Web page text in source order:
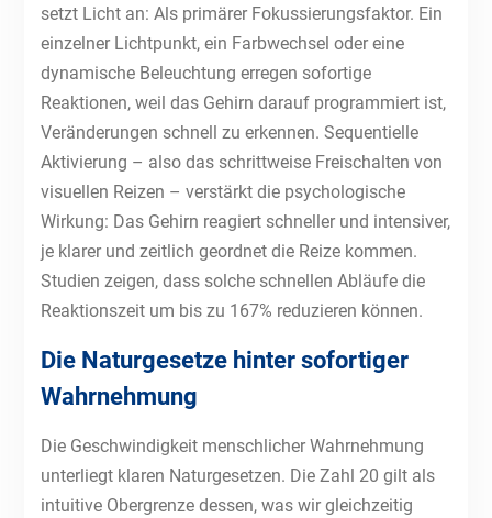
setzt Licht an: Als primärer Fokussierungsfaktor. Ein
einzelner Lichtpunkt, ein Farbwechsel oder eine
dynamische Beleuchtung erregen sofortige
Reaktionen, weil das Gehirn darauf programmiert ist,
Veränderungen schnell zu erkennen. Sequentielle
Aktivierung – also das schrittweise Freischalten von
visuellen Reizen – verstärkt die psychologische
Wirkung: Das Gehirn reagiert schneller und intensiver,
je klarer und zeitlich geordnet die Reize kommen.
Studien zeigen, dass solche schnellen Abläufe die
Reaktionszeit um bis zu 167% reduzieren können.
Die Naturgesetze hinter sofortiger
Wahrnehmung
Die Geschwindigkeit menschlicher Wahrnehmung
unterliegt klaren Naturgesetzen. Die Zahl 20 gilt als
intuitive Obergrenze dessen, was wir gleichzeitig